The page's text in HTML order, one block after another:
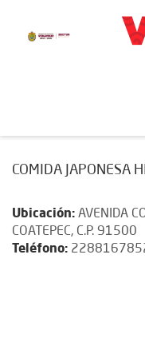
COMIDA JAPONESA
Ubicación: AVENIDA
COATEPEC, C.P. 91500
Teléfono: